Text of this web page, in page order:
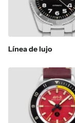
Línea de lujo